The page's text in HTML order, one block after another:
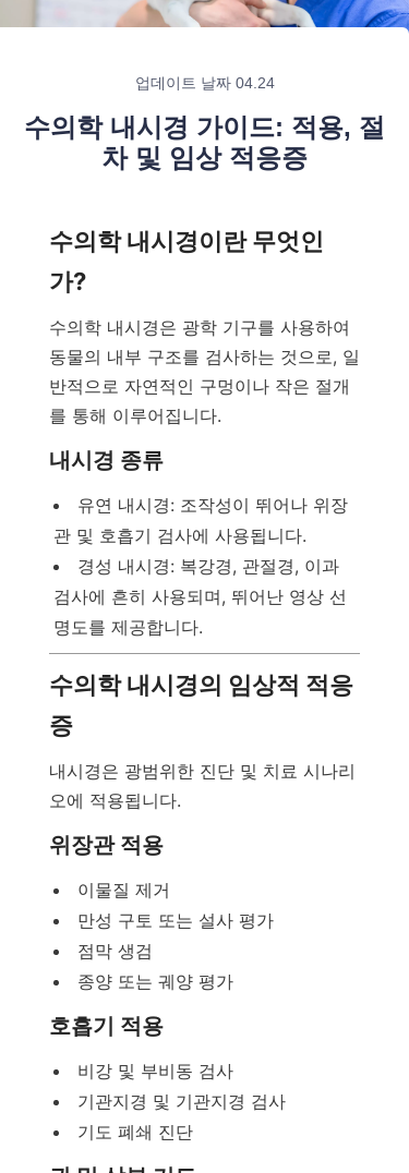
업데이트 날짜 04.24
수의학 내시경 가이드: 적용, 절
차 및 임상 적응증
수의학 내시경이란 무엇인
가?
수의학 내시경은 광학 기구를 사용하여
동물의 내부 구조를 검사하는 것으로, 일
반적으로 자연적인 구멍이나 작은 절개
를 통해 이루어집니다.
내시경 종류
유연 내시경: 조작성이 뛰어나 위장
관 및 호흡기 검사에 사용됩니다.
경성 내시경: 복강경, 관절경, 이과
검사에 흔히 사용되며, 뛰어난 영상 선
명도를 제공합니다.
수의학 내시경의 임상적 적응
증
내시경은 광범위한 진단 및 치료 시나리
오에 적용됩니다.
위장관 적용
이물질 제거
만성 구토 또는 설사 평가
점막 생검
종양 또는 궤양 평가
호흡기 적용
비강 및 부비동 검사
기관지경 및 기관지경 검사
기도 폐쇄 진단